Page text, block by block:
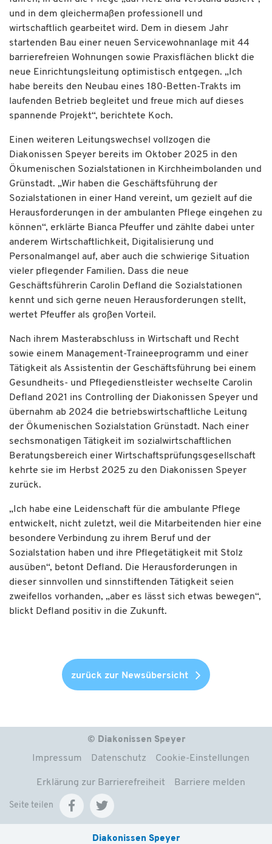
und in dem gleichermaßen professionell und
wirtschaftlich gearbeitet wird. Dem in diesem Jahr
startenden Bau einer neuen Servicewohnanlage mit 44
barrierefreien Wohnungen sowie Praxisflächen blickt die
neue Einrichtungsleitung optimistisch entgegen. „Ich
habe bereits den Neubau eines 180-Betten-Trakts im
laufenden Betrieb begleitet und freue mich auf dieses
spannende Projekt“, berichtete Koch.
Einen weiteren Leitungswechsel vollzogen die
Diakonissen Speyer bereits im Oktober 2025 in den
Ökumenischen Sozialstationen in Kirchheimbolanden und
Grünstadt. „Wir haben die Geschäftsführung der
Sozialstationen in einer Hand vereint, um gezielt auf die
Herausforderungen in der ambulanten Pflege eingehen zu
können“, erklärte Bianca Pfeuffer und zählte dabei unter
anderem Wirtschaftlichkeit, Digitalisierung und
Personalmangel auf, aber auch die schwierige Situation
vieler pflegender Familien. Dass die neue
Geschäftsführerin Carolin Defland die Sozialstationen
kennt und sich gerne neuen Herausforderungen stellt,
wertet Pfeuffer als großen Vorteil.
Nach ihrem Masterabschluss in Wirtschaft und Recht
sowie einem Management-Traineeprogramm und einer
Tätigkeit als Assistentin der Geschäftsführung bei einem
Gesundheits- und Pflegedienstleister wechselte Carolin
Defland 2021 ins Controlling der Diakonissen Speyer und
übernahm ab 2024 die betriebswirtschaftliche Leitung
der Ökumenischen Sozialstation Grünstadt. Nach einer
sechsmonatigen Tätigkeit im sozialwirtschaftlichen
Beratungsbereich einer Wirtschaftsprüfungsgesellschaft
kehrte sie im Herbst 2025 zu den Diakonissen Speyer
zurück.
„Ich habe eine Leidenschaft für die ambulante Pflege
entwickelt, nicht zuletzt, weil die Mitarbeitenden hier eine
besondere Verbindung zu ihrem Beruf und der
Sozialstation haben und ihre Pflegetätigkeit mit Stolz
ausüben“, betont Defland. Die Herausforderungen in
dieser sinnvollen und sinnstiftenden Tätigkeit seien
zweifellos vorhanden, „aber es lässt sich etwas bewegen“,
blickt Defland positiv in die Zukunft.
zurück zur Newsübersicht
© Diakonissen Speyer
Impressum Datenschutz Cookie-Einstellungen
Erklärung zur Barrierefreiheit Barriere melden
Seite teilen
Diakonissen Speyer